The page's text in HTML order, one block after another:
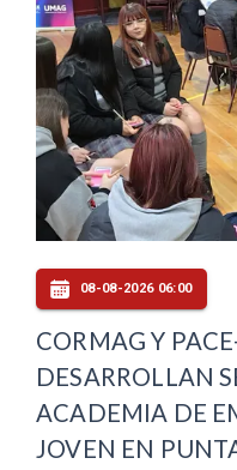
08-08-2026 06:00
CORMAG Y
DESARROLLAN
ACADEMIA DE
JOVEN EN